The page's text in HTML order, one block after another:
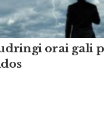
orai gali